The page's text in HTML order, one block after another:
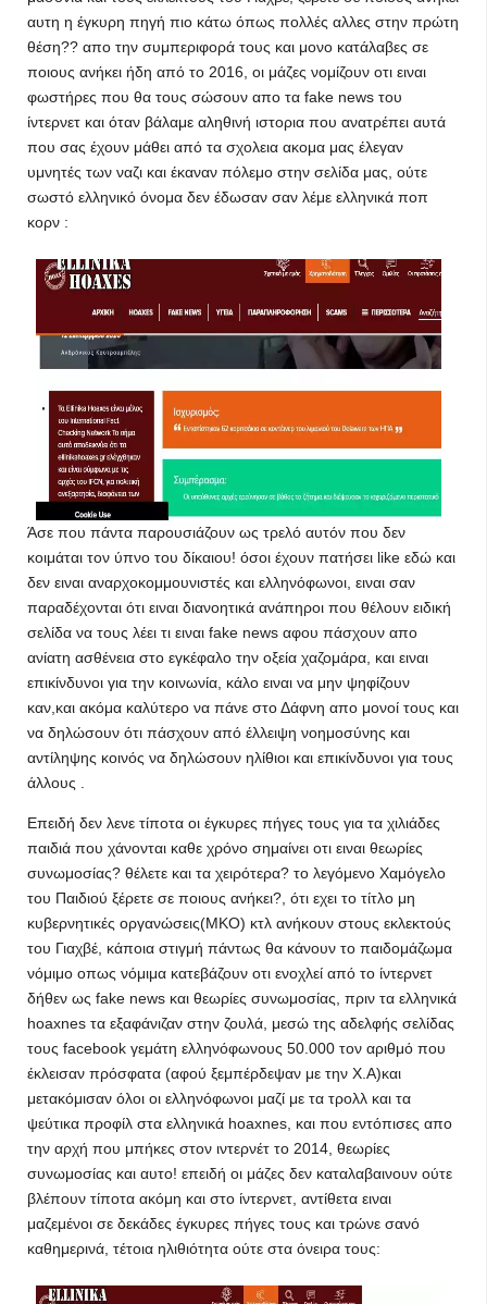
αυτη η έγκυρη πηγή πιο κάτω όπως πολλές αλλες στην πρώτη
θέση?? απο την συμπεριφορά τους και μονο κατάλαβες σε
ποιους ανήκει ήδη από το 2016, οι μάζες νομίζουν οτι ειναι
φωστήρες που θα τους σώσουν απο τα fake news του
ίντερνετ και όταν βάλαμε αληθινή ιστορια που ανατρέπει αυτά
που σας έχουν μάθει από τα σχολεια ακομα μας έλεγαν
υμνητές των ναζι και έκαναν πόλεμο στην σελίδα μας, ούτε
σωστό ελληνικό όνομα δεν έδωσαν σαν λέμε ελληνικά ποπ
κορν :
Άσε που πάντα παρουσιάζουν ως τρελό αυτόν που δεν
κοιμάται τον ύπνο του δίκαιου! όσοι έχουν πατήσει like εδώ και
δεν ειναι αναρχοκομμουνιστές και ελληνόφωνοι, ειναι σαν
παραδέχονται ότι ειναι διανοητικά ανάπηροι που θέλουν ειδική
σελίδα να τους λέει τι ειναι fake news αφου πάσχουν απο
ανίατη ασθένεια στο εγκέφαλο την οξεία χαζομάρα, και ειναι
επικίνδυνοι για την κοινωνία, κάλο ειναι να μην ψηφίζουν
καν,και ακόμα καλύτερο να πάνε στο Δάφνη απο μονοί τους και
να δηλώσουν ότι πάσχουν από έλλειψη νοημοσύνης και
αντίληψης κοινός να δηλώσουν ηλίθιοι και επικίνδυνοι για τους
άλλους .
Επειδή δεν λενε τίποτα οι έγκυρες πήγες τους για τα χιλιάδες
παιδιά που χάνονται καθε χρόνο σημαίνει οτι ειναι θεωρίες
συνωμοσίας? θέλετε και τα χειρότερα? το λεγόμενο Χαμόγελο
του Παιδιού ξέρετε σε ποιους ανήκει?, ότι εχει το τίτλο μη
κυβερνητικές οργανώσεις(ΜΚΟ) κτλ ανήκουν στους εκλεκτούς
του Γιαχβέ, κάποια στιγμή πάντως θα κάνουν το παιδομάζωμα
νόμιμο οπως νόμιμα κατεβάζουν οτι ενοχλεί από το ίντερνετ
δήθεν ως fake news και θεωρίες συνωμοσίας, πριν τα ελληνικά
hoaxnes τα εξαφάνιζαν στην ζουλά, μεσώ της αδελφής σελίδας
τους facebook γεμάτη ελληνόφωνους 50.000 τον αριθμό που
έκλεισαν πρόσφατα (αφού ξεμπέρδεψαν με την Χ.Α)και
μετακόμισαν όλοι οι ελληνόφωνοι μαζί με τα τρολλ και τα
ψεύτικα προφίλ στα ελληνικά hoaxnes, και που εντόπισες απο
την αρχή που μπήκες στον ιντερνέτ το 2014, θεωρίες
συνωμοσίας και αυτο! επειδή οι μάζες δεν καταλαβαινουν ούτε
βλέπουν τίποτα ακόμη και στο ίντερνετ, αντίθετα ειναι
μαζεμένοι σε δεκάδες έγκυρες πήγες τους και τρώνε σανό
καθημερινά, τέτοια ηλιθιότητα ούτε στα όνειρα τους: